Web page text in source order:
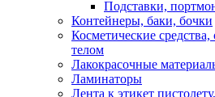
Подставки,
Контейнеры, баки, бочки
Косметические средства,
телом
Лакокрасочные
Ламинаторы
Лента к этикет